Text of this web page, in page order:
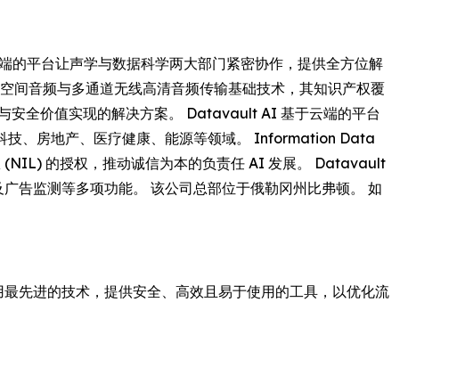
平台让声学与数据科学两大部门紧密协作，提供全方位解
音频与多通道无线高清音频传输基础技术，其知识产权覆
安全价值实现的解决方案。 Datavault AI 基于云端的平台
技、房地产、医疗健康、能源等领域。 Information Data
(NIL) 的授权，推动诚信为本的负责任 AI 发展。 Datavault
告监测等多项功能。 该公司总部位于俄勒冈州比弗顿。 如
先进的技术，提供安全、高效且易于使用的工具，以优化流